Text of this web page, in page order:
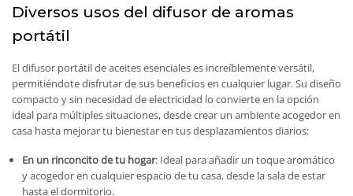
Diversos usos del difusor de aromas
portátil
El difusor portátil de aceites esenciales es increíblemente versátil,
permitiéndote disfrutar de sus beneficios en cualquier lugar. Su diseño
compacto y sin necesidad de electricidad lo convierte en la opción
ideal para múltiples situaciones, desde crear un ambiente acogedor en
casa hasta mejorar tu bienestar en tus desplazamientos diarios:
En un rinconcito de tu hogar: Ideal para añadir un toque aromático
y acogedor en cualquier espacio de tu casa, desde la sala de estar
hasta el dormitorio.